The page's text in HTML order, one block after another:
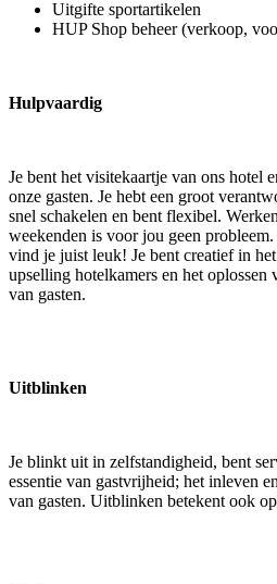
Uitgifte sportartikelen
HUP Shop beheer (verkoop,
Hulpvaardig
Je bent het visitekaartje van ons hotel
onze gasten. Je hebt een groot
snel schakelen en bent flexibel.
weekenden is voor jou geen
vind je juist leuk! Je bent creatief in
upselling hotelkamers en het
van gasten.
Uitblinken
Je blinkt uit in zelfstandigheid, bent
essentie van gastvrijheid; het inleven
van gasten. Uitblinken betekent ook